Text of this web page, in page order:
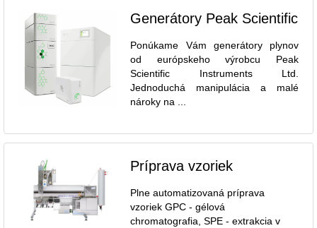
Generátory Peak Scientific
Ponúkame Vám generátory plynov
od európskeho výrobcu Peak
Scientific Instruments Ltd.
Jednoduchá manipulácia a malé
nároky na ...
Príprava vzoriek
Plne automatizovaná príprava
vzoriek GPC - gélová
chromatografia, SPE - extrakcia v